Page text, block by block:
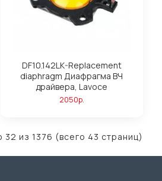
DF10.142LK-Replacement
diaphragm Диафрагма ВЧ
драйвера, Lavoce
2050р.
32 из 1376 (всего 43 страниц)